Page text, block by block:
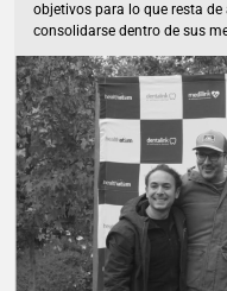
objetivos para lo que resta
consolidarse dentro de sus
por Roberto León (CEO),
María Iruretagoyena, la
través de Dentalink y
optimizar los centros de
además, incluye una vertical